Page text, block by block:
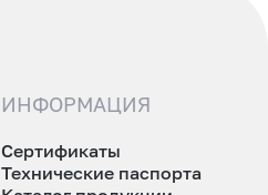
ИНФОРМАЦИЯ
Сертификаты
Технические паспорта